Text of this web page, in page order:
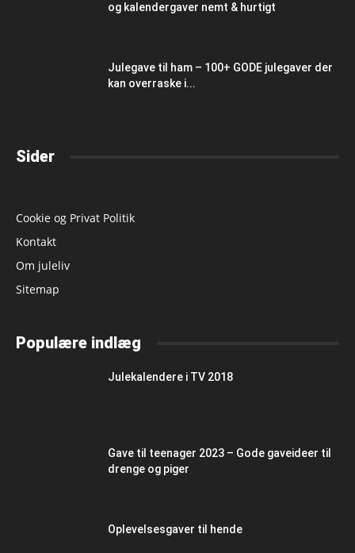
og kalendergaver nemt & hurtigt
Julegave til ham – 100+ GODE julegaver der
kan overraske i...
Sider
Cookie og Privat Politik
Kontakt
Om juleliv
Sitemap
Populære indlæg
Julekalendere i TV 2018
Gave til teenager 2023 – Gode gaveideer til
drenge og piger
Oplevelsesgaver til hende